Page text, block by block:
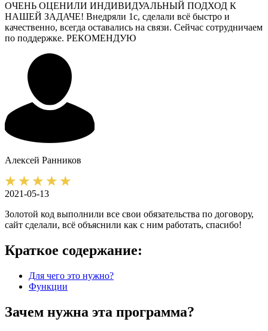
ОЧЕНЬ ОЦЕНИЛИ ИНДИВИДУАЛЬНЫЙ ПОДХОД К
НАШЕЙ ЗАДАЧЕ! Внедряли 1с, сделали всё быстро и
качественно, всегда оставались на связи. Сейчас сотрудничаем
по поддержке. РЕКОМЕНДУЮ
Алексей Ранников
2021-05-13
Золотой код выполнили все свои обязательства по договору,
сайт сделали, всё объяснили как с ним работать, спасибо!
Краткое содержание:
Для чего это нужно?
Функции
Зачем нужна эта программа?